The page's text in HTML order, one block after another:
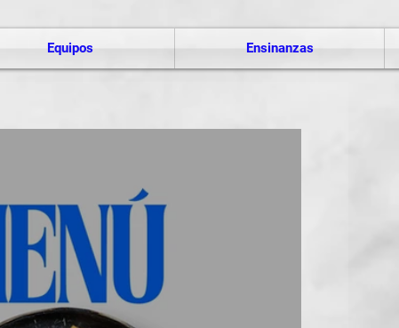
Equipos Ensinanzas